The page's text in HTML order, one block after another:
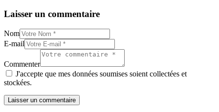
Laisser un commentaire
Nom
E-mail
Commenter
J'accepte que mes données soumises soient collectées et
stockées.